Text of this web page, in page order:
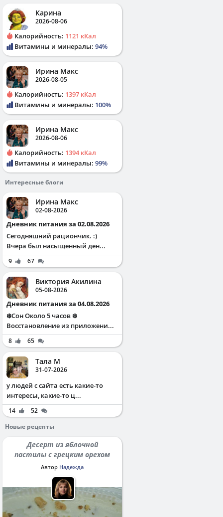
Карина
2026-08-06
Калорийность: 1121 кКал
Витамины и минералы: 94%
Ирина Макс
2026-08-05
Калорийность: 1397 кКал
Витамины и минералы: 100%
Ирина Макс
2026-08-06
Калорийность: 1394 кКал
Витамины и минералы: 99%
Интересные блоги
Ирина Макс
02-08-2026
Дневник питания за 02.08.2026
Сегодняшний рациончик. :)
Вчера был насыщенный ден...
9 67
Виктория Акилина
05-08-2026
Дневник питания за 04.08.2026
❄️Сон Около 5 часов ❄️
Восстановление из приложени...
8 65
Тала М
31-07-2026
у людей с сайта есть какие-то
интересы, какие-то ц...
14
52
Новые рецепты
Десерт из яблочной
пастилы с грецким орехом
Автор Надежда